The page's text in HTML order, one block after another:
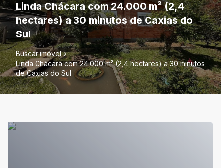
Linda Chácara com 24.000 m² (2,4
hectares) a 30 minutos de Caxias do
Sul
Buscar imóvel
Linda Chácara com 24.000 m² (2,4 hectares) a 30 minutos
de Caxias do Sul